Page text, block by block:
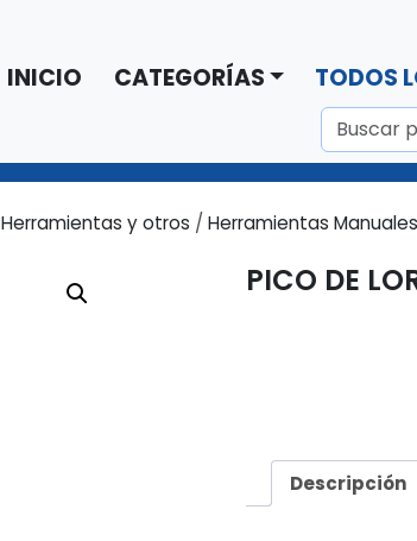
INICIO CATEGORÍAS TODOS
Herramientas y otros / Herramientas Manuales
PICO DE
Descripción